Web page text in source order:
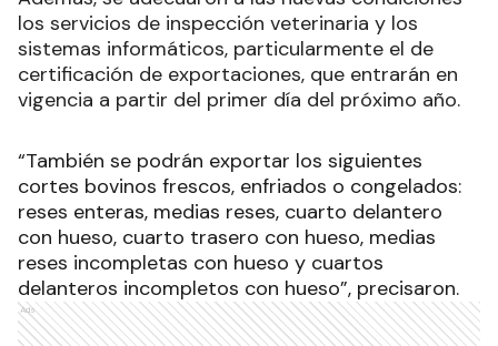
los servicios de inspección veterinaria y los
sistemas informáticos, particularmente el de
certificación de exportaciones, que entrarán en
vigencia a partir del primer día del próximo año.
“También se podrán exportar los siguientes
cortes bovinos frescos, enfriados o congelados:
reses enteras, medias reses, cuarto delantero
con hueso, cuarto trasero con hueso, medias
reses incompletas con hueso y cuartos
delanteros incompletos con hueso”, precisaron.
Ads